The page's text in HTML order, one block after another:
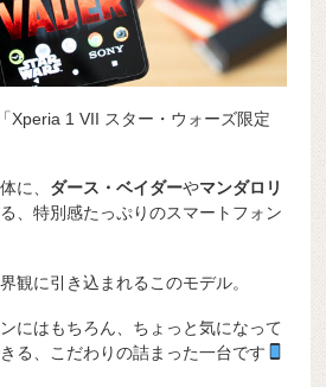
Xperia 1 VII スター・ウォーズ限定
に、 ダース・ベイダーやマンダロリ
、特別感たっぷりのスマートフォン
観に引き込まれるこのモデル。
にはもちろん、ちょっと気になって
る、こだわりの詰まった一台です